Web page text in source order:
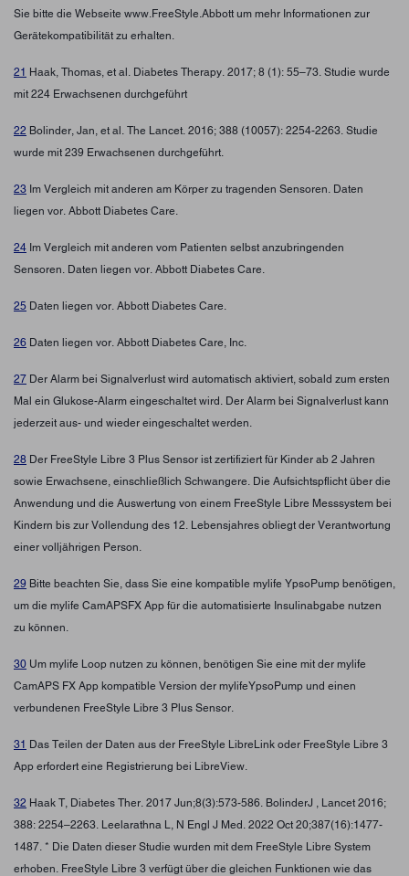
Sie bitte die Webseite www.FreeStyle.Abbott um mehr Informationen zur
Gerätekompatibilität zu erhalten.
21 Haak, Thomas, et al. Diabetes Therapy. 2017; 8 (1): 55–73. Studie wurde
mit 224 Erwachsenen durchgeführt
22 Bolinder, Jan, et al. The Lancet. 2016; 388 (10057): 2254-2263. Studie
wurde mit 239 Erwachsenen durchgeführt.
23 Im Vergleich mit anderen am Körper zu tragenden Sensoren. Daten
liegen vor. Abbott Diabetes Care.
24 Im Vergleich mit anderen vom Patienten selbst anzubringenden
Sensoren. Daten liegen vor. Abbott Diabetes Care.
25 Daten liegen vor. Abbott Diabetes Care.
26 Daten liegen vor. Abbott Diabetes Care, Inc.
27 Der Alarm bei Signalverlust wird automatisch aktiviert, sobald zum ersten
Mal ein Glukose-Alarm eingeschaltet wird. Der Alarm bei Signalverlust kann
jederzeit aus- und wieder eingeschaltet werden.
28 Der FreeStyle Libre 3 Plus Sensor ist zertifiziert für Kinder ab 2 Jahren
sowie Erwachsene, einschließlich Schwangere. Die Aufsichtspflicht über die
Anwendung und die Auswertung von einem FreeStyle Libre Messsystem bei
Kindern bis zur Vollendung des 12. Lebensjahres obliegt der Verantwortung
einer volljährigen Person.
29 Bitte beachten Sie, dass Sie eine kompatible mylife YpsoPump benötigen,
um die mylife CamAPSFX App für die automatisierte Insulinabgabe nutzen
zu können.
30 Um mylife Loop nutzen zu können, benötigen Sie eine mit der mylife
CamAPS FX App kompatible Version der mylifeYpsoPump und einen
verbundenen FreeStyle Libre 3 Plus Sensor.
31 Das Teilen der Daten aus der FreeStyle LibreLink oder FreeStyle Libre 3
App erfordert eine Registrierung bei LibreView.
32 Haak T, Diabetes Ther. 2017 Jun;8(3):573-586. BolinderJ , Lancet 2016;
388: 2254–2263. Leelarathna L, N Engl J Med. 2022 Oct 20;387(16):1477-
1487. * Die Daten dieser Studie wurden mit dem FreeStyle Libre System
erhoben. FreeStyle Libre 3 verfügt über die gleichen Funktionen wie das